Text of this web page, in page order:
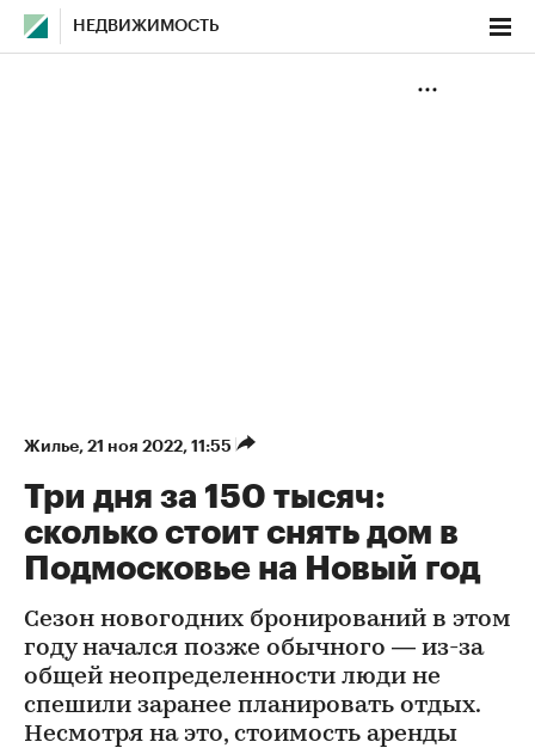
НЕДВИЖИМОСТЬ
Жилье⁠, 21 ноя 2022, 11:55
Три дня за 150 тысяч:
сколько стоит снять дом в
Подмосковье на Новый год
Сезон новогодних бронирований в этом
году начался позже обычного — из-за
общей неопределенности люди не
спешили заранее планировать отдых.
Несмотря на это, стоимость аренды